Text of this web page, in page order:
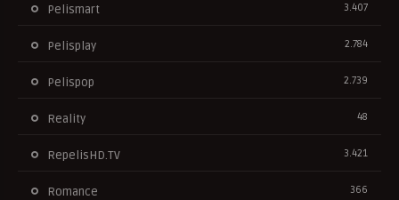
Pelismart 3.407
Pelisplay 2.784
Pelispop 2.739
Reality 48
RepelisHD.TV 3.421
Romance 366